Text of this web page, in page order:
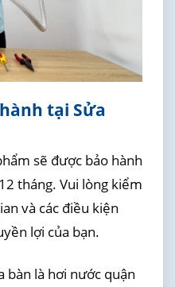
tại Sửa
sẽ được bảo hành
tháng. Vui lòng kiểm
và các điều kiện
lợi của bạn.
bàn là hơi nước quận